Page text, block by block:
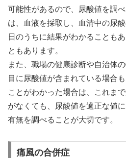
可能性があるので、尿酸値を調
は、血液を採取し、血清中の尿
日のうちに結果がわかることも
ともあります。
また、職場の健康診断や自治体
目に尿酸値が含まれている場合
ことがわかった場合は、これま
がなくても、尿酸値を適正な値
有無を調べることが大切です。
痛風の合併症